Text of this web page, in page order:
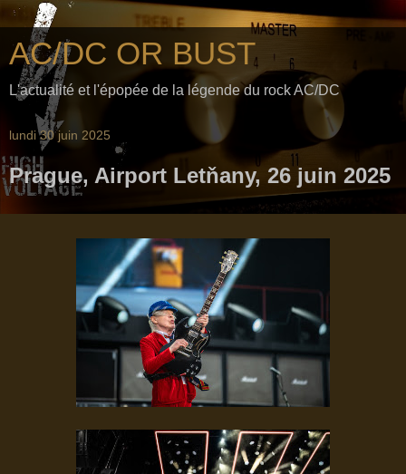
AC/DC OR BUST
L'actualité et l'épopée de la légende du rock AC/DC
lundi 30 juin 2025
Prague, Airport Letňany, 26 juin 2025